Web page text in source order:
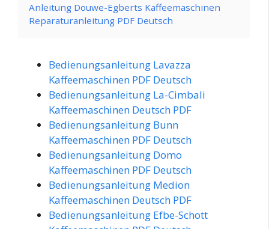
Anleitung Douwe-Egberts Kaffeemaschinen
Reparaturanleitung PDF Deutsch
Bedienungsanleitung Lavazza
Kaffeemaschinen PDF Deutsch
Bedienungsanleitung La-Cimbali
Kaffeemaschinen Deutsch PDF
Bedienungsanleitung Bunn
Kaffeemaschinen PDF Deutsch
Bedienungsanleitung Domo
Kaffeemaschinen PDF Deutsch
Bedienungsanleitung Medion
Kaffeemaschinen Deutsch PDF
Bedienungsanleitung Efbe-Schott